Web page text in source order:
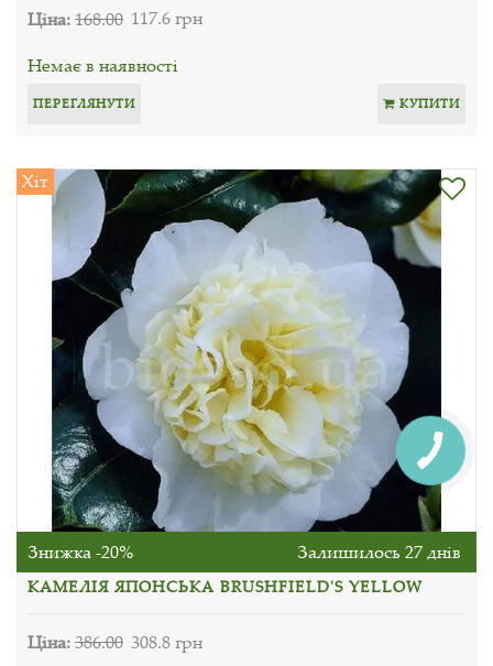
Ціна:168.00 117.6 грн
Немає в наявності
ПЕРЕГЛЯНУТИ КУПИТИ
Хіт
Знижка -20% Залишилось 27 днів
КАМЕЛІЯ ЯПОНСЬКА BRUSHFIELD'S YELLOW
Ціна:386.00 308.8 грн